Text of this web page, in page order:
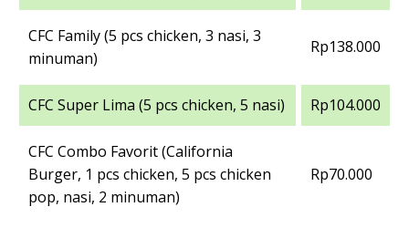
CFC Family (5 pcs chicken, 3 nasi, 3
minuman)
Rp138.000
CFC Super Lima (5 pcs chicken, 5 nasi) Rp104.000
CFC Combo Favorit (California
Burger, 1 pcs chicken, 5 pcs chicken
pop, nasi, 2 minuman)
Rp70.000